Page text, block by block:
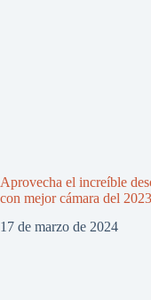
Aprovecha el increíble
con mejor cámara del 2023
17 de marzo de 2024